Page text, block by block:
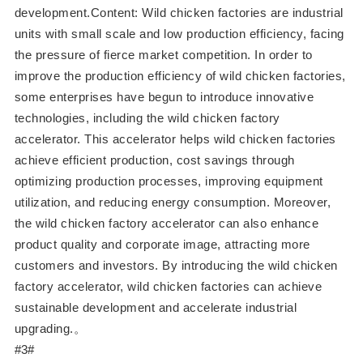
development.Content: Wild chicken factories are industrial
units with small scale and low production efficiency, facing
the pressure of fierce market competition. In order to
improve the production efficiency of wild chicken factories,
some enterprises have begun to introduce innovative
technologies, including the wild chicken factory
accelerator. This accelerator helps wild chicken factories
achieve efficient production, cost savings through
optimizing production processes, improving equipment
utilization, and reducing energy consumption. Moreover,
the wild chicken factory accelerator can also enhance
product quality and corporate image, attracting more
customers and investors. By introducing the wild chicken
factory accelerator, wild chicken factories can achieve
sustainable development and accelerate industrial
upgrading.。
#3#